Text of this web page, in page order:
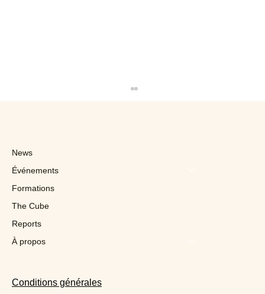
« Je n'achète rien en Chine, pour mieux
soutenir nos producteurs »
News
Événements
Formations
The Cube
Reports
À propos
Conditions générales